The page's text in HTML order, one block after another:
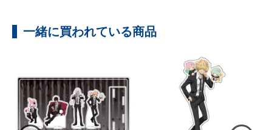
一緒に買われている商品